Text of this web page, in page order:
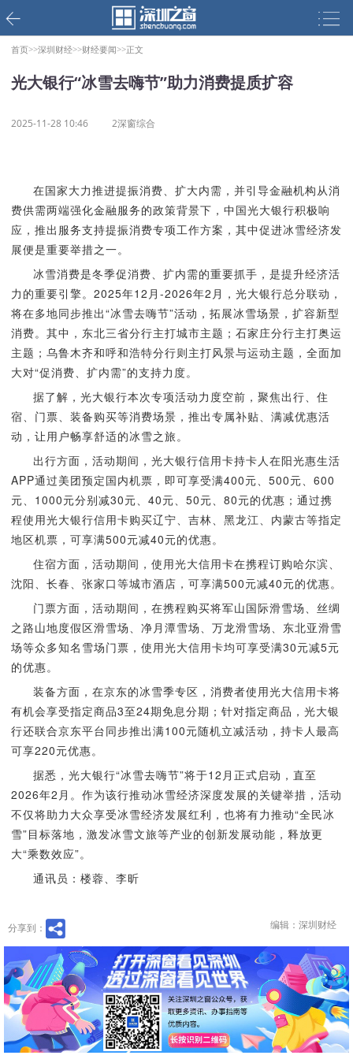
首页>>深圳财经>>财经要闻>>正文
光大银行“冰雪去嗨节”助力消费提质扩容
2025-11-28 10:46 2深窗综合
在国家大力推进提振消费、扩大内需，并引导金融机构从消
费供需两端强化金融服务的政策背景下，中国光大银行积极响
应，推出服务支持提振消费专项工作方案，其中促进冰雪经济发
展便是重要举措之一。
冰雪消费是冬季促消费、扩内需的重要抓手，是提升经济活
力的重要引擎。2025年12月-2026年2月，光大银行总分联动，
将在多地同步推出“冰雪去嗨节”活动，拓展冰雪场景，扩容新型
消费。其中，东北三省分行主打城市主题；石家庄分行主打奥运
主题；乌鲁木齐和呼和浩特分行则主打风景与运动主题，全面加
大对“促消费、扩内需”的支持力度。
据了解，光大银行本次专项活动力度空前，聚焦出行、住
宿、门票、装备购买等消费场景，推出专属补贴、满减优惠活
动，让用户畅享舒适的冰雪之旅。
出行方面，活动期间，光大银行信用卡持卡人在阳光惠生活
APP通过美团预定国内机票，即可享受满400元、500元、600
元、1000元分别减30元、40元、50元、80元的优惠；通过携
程使用光大银行信用卡购买辽宁、吉林、黑龙江、内蒙古等指定
地区机票，可享满500元减40元的优惠。
住宿方面，活动期间，使用光大信用卡在携程订购哈尔滨、
沈阳、长春、张家口等城市酒店，可享满500元减40元的优惠。
门票方面，活动期间，在携程购买将军山国际滑雪场、 丝绸
之路山地度假区滑雪场、 净月潭雪场、 万龙滑雪场、东北亚滑雪
场等众多知名雪场门票，使用光大信用卡均可享受满30元减5元
的优惠。
装备方面，在京东的冰雪季专区，消费者使用光大信用卡将
有机会享受指定商品3至24期免息分期；针对指定商品，光大银
行还联合京东平台同步推出满100元随机立减活动，持卡人最高
可享220元优惠。
据悉，光大银行“冰雪去嗨节”将于12月正式启动，直至
2026年2月。作为该行推动冰雪经济深度发展的关键举措，活动
不仅将助力大众享受冰雪经济发展红利，也将有力推动“全民冰
雪”目标落地，激发冰雪文旅等产业的创新发展动能，释放更
大“乘数效应”。
通讯员：楼蓉、李昕
分享到： 编辑：深圳财经